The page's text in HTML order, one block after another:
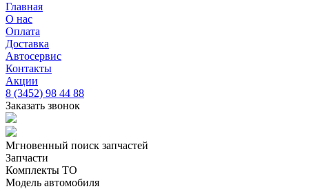
Главная
О нас
Оплата
Доставка
Автосервис
Контакты
Акции
8 (3452) 98 44 88
Заказать звонок
Мгновенный поиск запчастей
Запчасти
Комплекты ТО
Модель автомобиля